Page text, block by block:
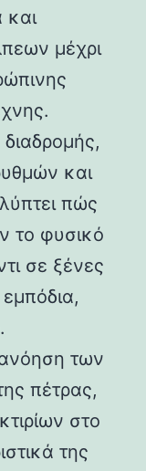
και
μέχρι
και
πώς
το φυσικό
σε ξένες
των
πέτρας,
στο
της